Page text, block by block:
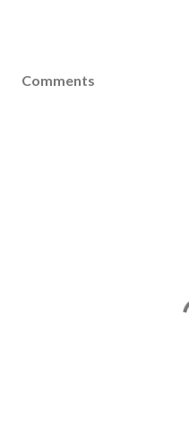
Comments